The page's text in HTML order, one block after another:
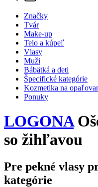
Značky
Tvár
Make-up
Telo a kúpeľ
Vlasy
Muži
Bábätká a deti
Špecifické kategórie
Kozmetika na
Ponuky
LOGONA
so žihľavou
Pre pekné vlasy
kategórie